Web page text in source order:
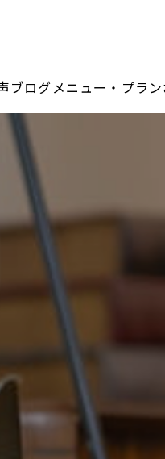
ブログメニュー・プラン